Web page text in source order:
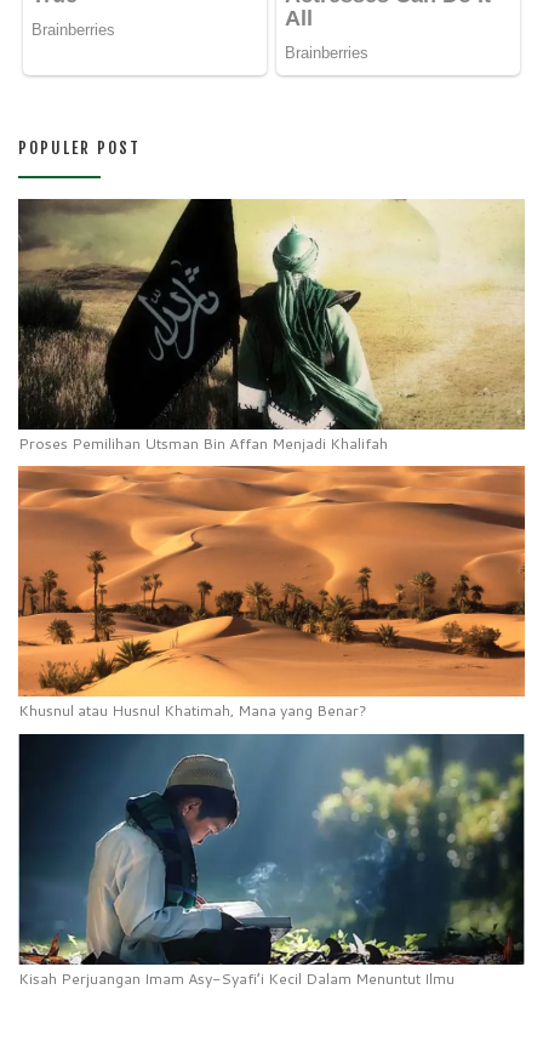
POPULER POST
Proses Pemilihan Utsman Bin Affan Menjadi Khalifah
Khusnul atau Husnul Khatimah, Mana yang Benar?
Kisah Perjuangan Imam Asy-Syafi’i Kecil Dalam Menuntut Ilmu